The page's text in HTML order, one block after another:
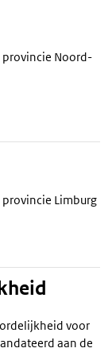
provincie Noord-
provincie Limburg
voor
aan de